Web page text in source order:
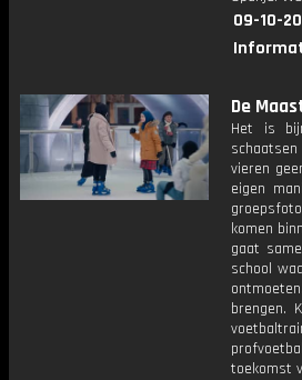
09-10-
De
Het is
vieren
eigen
komen
gaat
school
brengen.
toekomst